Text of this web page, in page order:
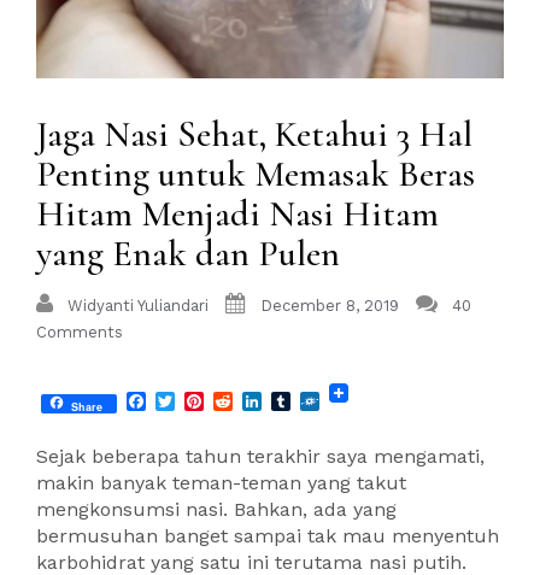
Jaga Nasi Sehat, Ketahui 3 Hal
Penting untuk Memasak Beras
Hitam Menjadi Nasi Hitam
yang Enak dan Pulen
Widyanti Yuliandari December 8, 2019
40
Comments
Share Facebook
TwitterPinterest
RedditLinkedIn
Tumblr
Folkd
Sejak beberapa tahun terakhir saya mengamati,
makin banyak teman-teman yang takut
mengkonsumsi nasi. Bahkan, ada yang
bermusuhan banget sampai tak mau menyentuh
karbohidrat yang satu ini terutama nasi putih.